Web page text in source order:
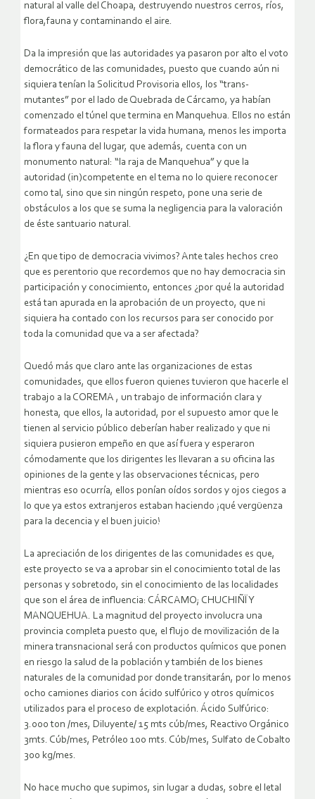
natural al valle del Choapa, destruyendo nuestros cerros, ríos,
flora,fauna y contaminando el aire.
Da la impresión que las autoridades ya pasaron por alto el voto
democrático de las comunidades, puesto que cuando aún ni
siquiera tenían la Solicitud Provisoria ellos, los “trans-
mutantes” por el lado de Quebrada de Cárcamo, ya habían
comenzado el túnel que termina en Manquehua. Ellos no están
formateados para respetar la vida humana, menos les importa
la flora y fauna del lugar, que además, cuenta con un
monumento natural: “la raja de Manquehua” y que la
autoridad (in)competente en el tema no lo quiere reconocer
como tal, sino que sin ningún respeto, pone una serie de
obstáculos a los que se suma la negligencia para la valoración
de éste santuario natural.
¿En que tipo de democracia vivimos? Ante tales hechos creo
que es perentorio que recordemos que no hay democracia sin
participación y conocimiento, entonces ¿por qué la autoridad
está tan apurada en la aprobación de un proyecto, que ni
siquiera ha contado con los recursos para ser conocido por
toda la comunidad que va a ser afectada?
Quedó más que claro ante las organizaciones de estas
comunidades, que ellos fueron quienes tuvieron que hacerle el
trabajo a la COREMA , un trabajo de información clara y
honesta, que ellos, la autoridad, por el supuesto amor que le
tienen al servicio público deberían haber realizado y que ni
siquiera pusieron empeño en que así fuera y esperaron
cómodamente que los dirigentes les llevaran a su oficina las
opiniones de la gente y las observaciones técnicas, pero
mientras eso ocurría, ellos ponían oídos sordos y ojos ciegos a
lo que ya estos extranjeros estaban haciendo ¡qué vergüenza
para la decencia y el buen juicio!
La apreciación de los dirigentes de las comunidades es que,
este proyecto se va a aprobar sin el conocimiento total de las
personas y sobretodo, sin el conocimiento de las localidades
que son el área de influencia: CÁRCAMO; CHUCHIÑÏ Y
MANQUEHUA. La magnitud del proyecto involucra una
provincia completa puesto que, el flujo de movilización de la
minera transnacional será con productos químicos que ponen
en riesgo la salud de la población y también de los bienes
naturales de la comunidad por donde transitarán, por lo menos
ocho camiones diarios con ácido sulfúrico y otros químicos
utilizados para el proceso de explotación. Ácido Sulfúrico:
3.000 ton /mes, Diluyente/ 15 mts cúb/mes, Reactivo Orgánico
3mts. Cúb/mes, Petróleo 100 mts. Cúb/mes, Sulfato de Cobalto
300 kg/mes.
No hace mucho que supimos, sin lugar a dudas, sobre el letal